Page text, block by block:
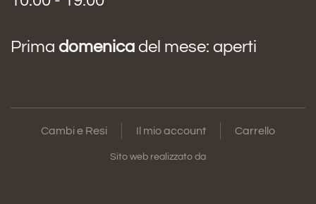
Prima domenica del mese: aperti
Cambi e Resi Il mio account Carrello
Sito web realizzato da